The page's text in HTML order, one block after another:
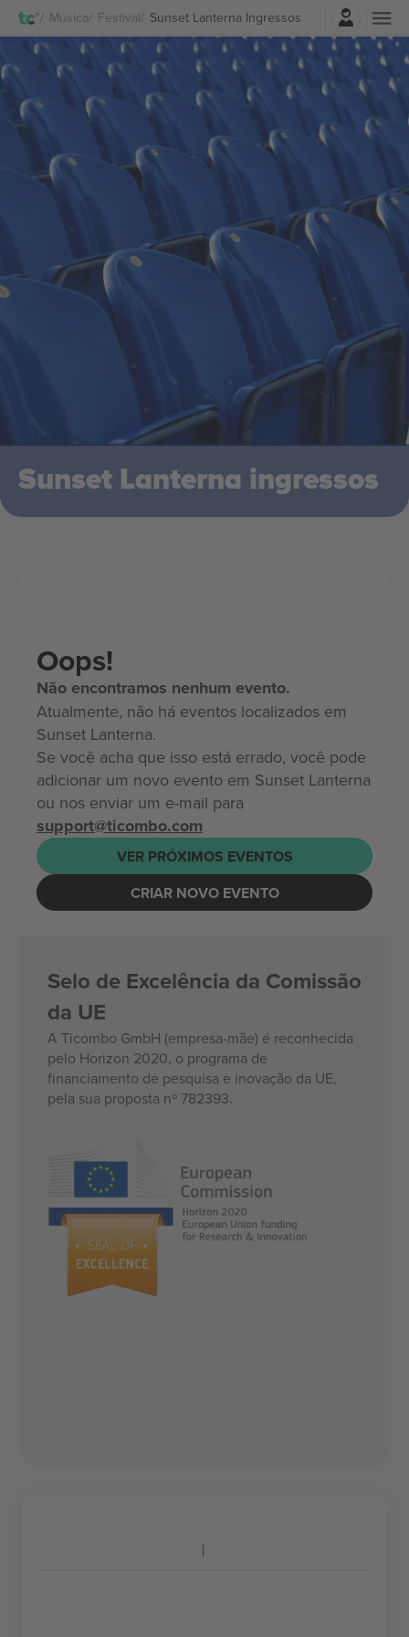
Música Festival Sunset Lanterna Ingressos
Entrar
Sunset Lanterna ingressos
Oops!
Não encontramos nenhum evento.
Atualmente, não há eventos localizados em
Sunset Lanterna.
Se você acha que isso está errado, você pode
adicionar um novo evento em Sunset Lanterna
ou nos enviar um e-mail para
support@ticombo.com
VER PRÓXIMOS EVENTOS
CRIAR NOVO EVENTO
Selo de Excelência da Comissão
da UE
A Ticombo GmbH (empresa-mãe) é reconhecida
pelo Horizon 2020, o programa de
financiamento de pesquisa e inovação da UE,
pela sua proposta nº 782393.